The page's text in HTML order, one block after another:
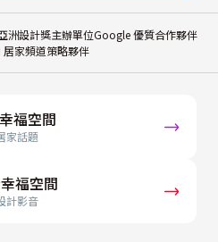
洲設計獎主辦單位Google 優質合作夥伴
居家頻道策略夥伴
福空間
家話題
福空間
計影音